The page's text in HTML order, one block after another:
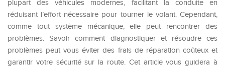
plupart des véhicules modernes, facilitant la conduite en
réduisant l’effort nécessaire pour tourner le volant. Cependant,
comme tout système mécanique, elle peut rencontrer des
problèmes. Savoir comment diagnostiquer et résoudre ces
problèmes peut vous éviter des frais de réparation coûteux et
garantir votre sécurité sur la route. Cet article vous guidera à